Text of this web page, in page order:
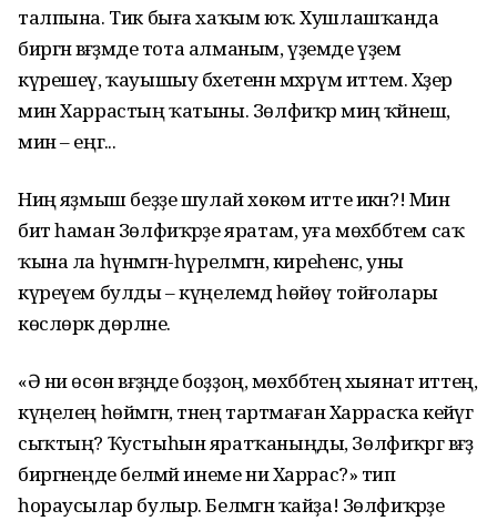
талпына. Тик быға хаҡым юҡ. Хушлашҡанда
биргән вәғәҙәмде тота алманым, үҙемде үҙем
күрешеү, ҡауышыу бәхетенән мәхрүм иттем. Хәҙер
мин Харрастың ҡатыны. Зөлфиҡәр миңә ҡәйнеш,
мин – еңгә...
Ниңә яҙмыш беҙҙе шулай хөкөм итте икән?! Мин
бит һаман Зөлфиҡәрҙе яратам, уға мөхәббәтем саҡ
ҡына ла һүнмәгән-һүрелмәгән, киреһенсә, уны
күреүем булды – күңелемдә һөйөү тойғолары
көслөрәк дөрләне.
«Ә ни өсөн вәғәҙәңде боҙҙоң, мөхәббәтеңә хыянат иттең,
күңелең һөймәгән, тәнең тартмаған Харрасҡа кейәүгә
сыҡтың? Ҡустыһын яратҡаныңды, Зөлфиҡәргә вәғәҙә
биргәнеңде белмәй инеме ни Харрас?» тип
һораусылар булыр. Белмәгән ҡайҙа! Зөлфиҡәрҙе